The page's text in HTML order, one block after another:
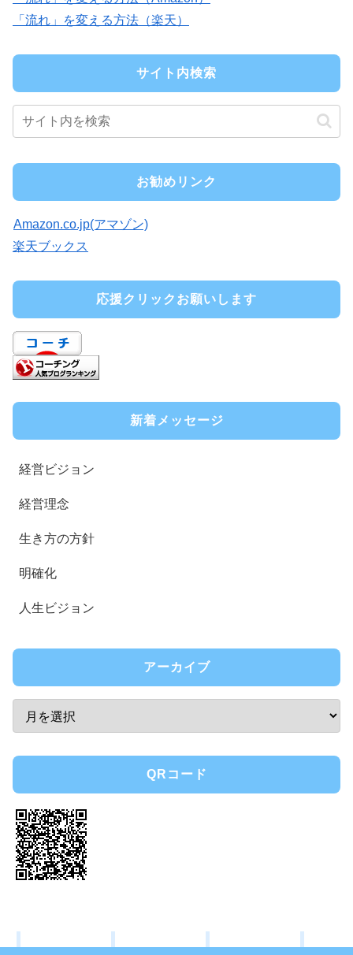
「流れ」を変える方法（楽天）
サイト内検索
お勧めリンク
Amazon.co.jp(アマゾン)
楽天ブックス
応援クリックお願いします
新着メッセージ
経営ビジョン
経営理念
生き方の方針
明確化
人生ビジョン
アーカイブ
QRコード